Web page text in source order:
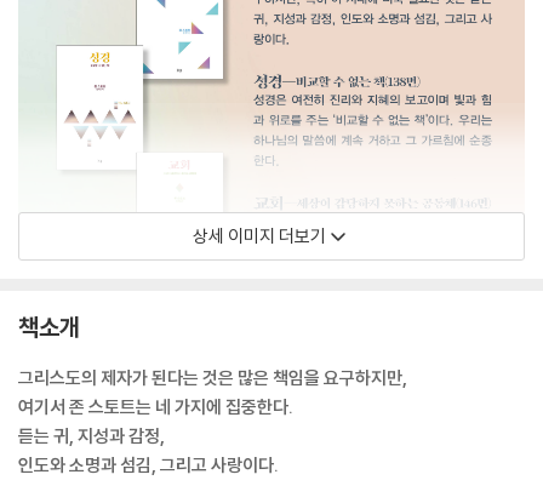
상세 이미지 더보기
책소개
그리스도의 제자가 된다는 것은 많은 책임을 요구하지만,
여기서 존 스토트는 네 가지에 집중한다.
듣는 귀, 지성과 감정,
인도와 소명과 섬김, 그리고 사랑이다.